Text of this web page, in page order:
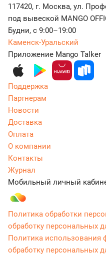
117420, г. Москва, ул.
под вывеской MANGO
Будни, с 9:00–19:00
Каменск-Уральский
Приложение Mango Talker
Поддержка
Партнерам
Новости
Доставка
Оплата
О компании
Контакты
Журнал
Мобильный личный
Политика обработки
обработку персональных
Политика использования
обработку персональных